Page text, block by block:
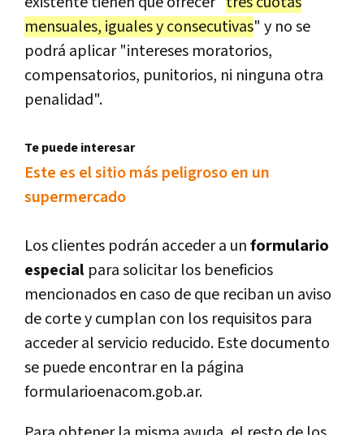
mensuales, iguales y consecutivas" y no se
podrá aplicar "intereses moratorios,
compensatorios, punitorios, ni ninguna otra
penalidad".
Te puede interesar
Este es el sitio más peligroso en un
supermercado
Los clientes podrán acceder a unformulario
especial para solicitar los beneficios
mencionados en caso de que reciban un aviso
de corte y cumplan con los requisitos para
acceder al servicio reducido. Este documento
se puede encontrar en la página
formularioenacom.gob.ar.